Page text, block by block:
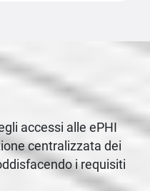
accessi alle ePHI
centralizzata dei
i requisiti